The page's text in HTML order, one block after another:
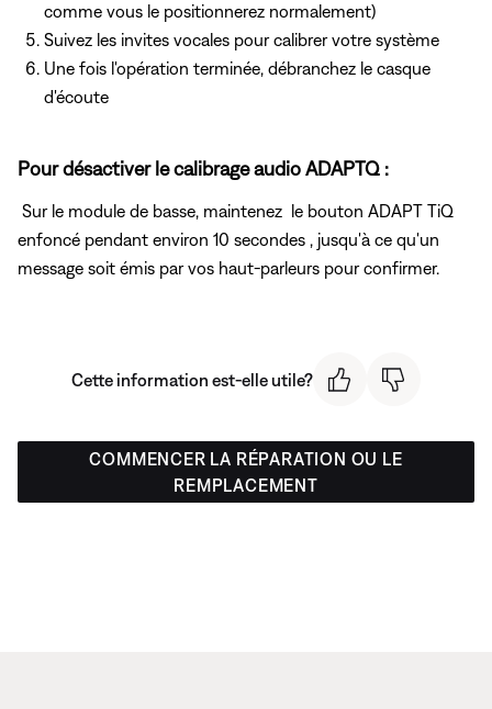
comme vous le positionnerez normalement)
Suivez les invites vocales pour calibrer votre système
Une fois l'opération terminée, débranchez le casque
d'écoute
Pour désactiver le calibrage audio ADAPTQ :
Sur le module de basse, maintenez
le bouton ADAPT TiQ
enfoncé pendant environ 10 secondes , jusqu'à ce qu'un
message soit émis par vos haut-parleurs pour confirmer.
Cette information est-elle utile?
COMMENCER LA RÉPARATION OU LE
REMPLACEMENT